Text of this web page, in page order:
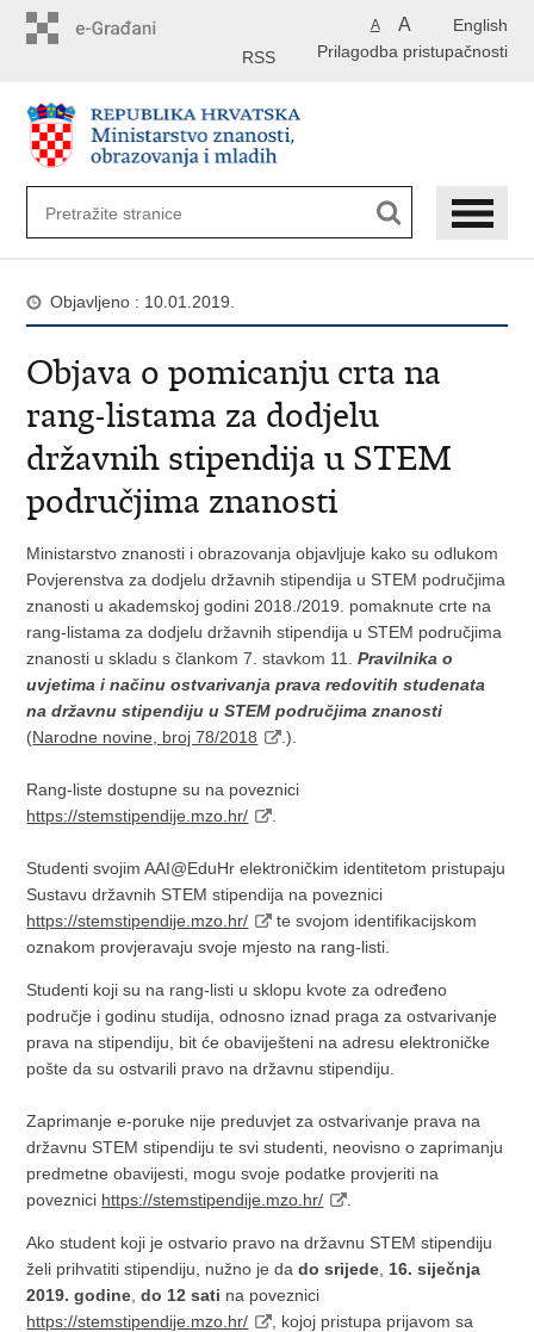
English
A A
Prilagodba pristupačnosti
RSS
Objavljeno : 10.01.2019.
Objava o pomicanju crta na
rang-listama za dodjelu
državnih stipendija u STEM
područjima znanosti
Ministarstvo znanosti i obrazovanja objavljuje kako su odlukom
Povjerenstva za dodjelu državnih stipendija u STEM područjima
znanosti u akademskoj godini 2018./2019. pomaknute crte na
rang-listama za dodjelu državnih stipendija u STEM područjima
znanosti u skladu s člankom 7. stavkom 11.Pravilnika o
uvjetima i načinu ostvarivanja prava redovitih studenata
na državnu stipendiju u STEM područjima znanosti
(Narodne novine, broj 78/2018 .).
Rang-liste dostupne su na poveznici
https://stemstipendije.mzo.hr/
Studenti svojim AAI@EduHr elektroničkim identitetom pristupaju
Sustavu državnih STEM stipendija na poveznici
https://stemstipendije.mzo.hr/
te svojom identifikacijskom
oznakom provjeravaju svoje mjesto na rang-listi.
Studenti koji su na rang-listi u sklopu kvote za određeno
područje i godinu studija, odnosno iznad praga za ostvarivanje
prava na stipendiju, bit će obaviješteni na adresu elektroničke
pošte da su ostvarili pravo na državnu stipendiju.
Zaprimanje e-poruke nije preduvjet za ostvarivanje prava na
državnu STEM stipendiju te svi studenti, neovisno o zaprimanju
predmetne obavijesti, mogu svoje podatke provjeriti na
poveznici https://stemstipendije.mzo.hr/
Ako student koji je ostvario pravo na državnu STEM stipendiju
želi prihvatiti stipendiju, nužno je dado srijede 16. siječnja
2019. godine ,do 12 sati na poveznici
https://stemstipendije.mzo.hr/
, kojoj pristupa prijavom sa